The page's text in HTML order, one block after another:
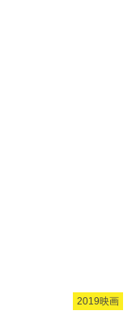
2019映画